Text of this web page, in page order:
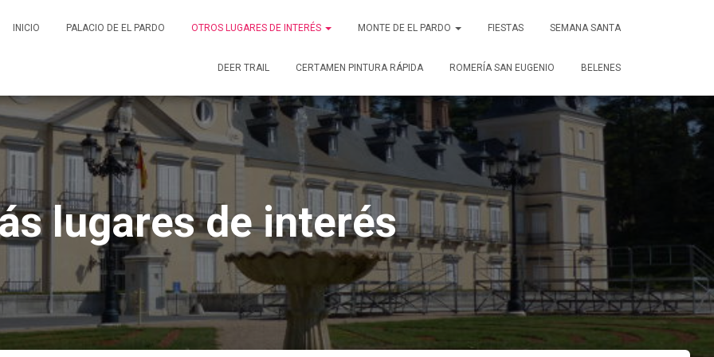
INICIO PALACIO DE EL PARDO OTROS LUGARES DE INTERÉS MONTE DE EL PARDO FIESTAS SEMANA SANTA
DEER TRAIL CERTAMEN PINTURA RÁPIDA ROMERÍA SAN EUGENIO BELENES
lugares de interés